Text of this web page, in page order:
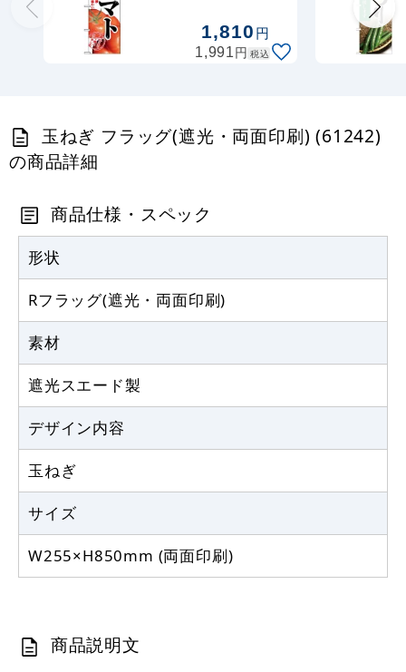
カゴへ
1,810円
1,991円 税込
玉ねぎ フラッグ(遮光・両面印刷) (61242)
の商品詳細
商品仕様・スペック
形状
Rフラッグ(遮光・両面印刷)
素材
遮光スエード製
デザイン内容
玉ねぎ
サイズ
W255×H850mm (両面印刷)
商品説明文